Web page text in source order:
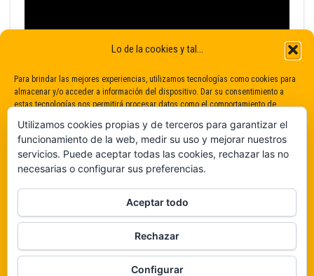
Lo de la cookies y tal...
Para brindar las mejores experiencias, utilizamos tecnologías como cookies para
almacenar y/o acceder a información del dispositivo. Dar su consentimiento a
estas tecnologías nos permitirá procesar datos como el comportamiento de
consentimiento puede afectar negativamente a determinadas características y
funciones.
De ninguna manera
Veámos que hay aquí
Utilizamos cookies propias y de terceros para garantizar el
funcionamiento de la web, medir su uso y mejorar nuestros
servicios. Puede aceptar todas las cookies, rechazar las no
necesarias o configurar sus preferencias.
Aceptar todo
Rechazar
Configurar